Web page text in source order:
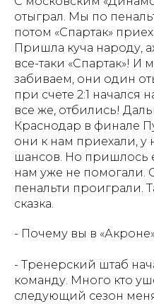
отыграл. Мы по
потом «Спартак»
Пришла куча народу,
все-таки «Спартак»! И
забиваем, они один
при счете 2:1 начался
все же, отбились!
Краснодар в финале
они к нам приехали,
шансов. Но пришлось
нам уже не помогали.
пенальти проиграли.
сказка.
- Почему вы в
- Тренерский штаб
команду. Много кто
следующий сезон